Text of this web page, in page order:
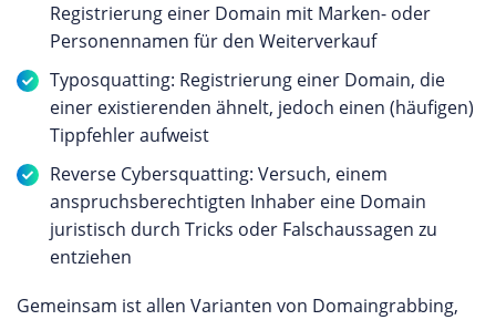
Registrierung einer Domain mit Marken- oder
Personennamen für den Weiterverkauf
Typosquatting: Registrierung einer Domain, die
einer existierenden ähnelt, jedoch einen (häufigen)
Tippfehler aufweist
Reverse Cybersquatting: Versuch, einem
anspruchsberechtigten Inhaber eine Domain
juristisch durch Tricks oder Falschaussagen zu
entziehen
Gemeinsam ist allen Varianten von Domaingrabbing,